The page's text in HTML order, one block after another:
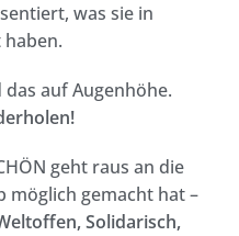
was sie in
haben.
auf Augenhöhe.
geht raus an die
möglich gemacht hat –
Solidarisch,